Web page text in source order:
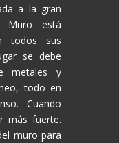
a la gran
Muro está
todos sus
se debe
metales y
todo en
Cuando
más fuerte.
muro para